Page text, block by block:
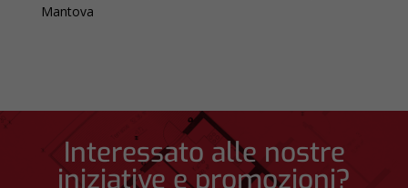
Mantova
Interessato alle nostre
iniziative e promozioni?